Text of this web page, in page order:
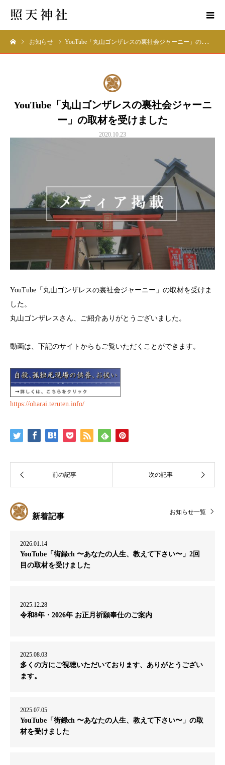
お知らせ YouTube「丸山ゴンザレスの裏社会ジャーニー」の取材を受けました
YouTube「丸山ゴンザレスの裏社会ジャーニ
ー」の取材を受けました
2020.10.23
YouTube「丸山ゴンザレスの裏社会ジャーニー」の取材を受けま
した。
丸山ゴンザレスさん、ご紹介ありがとうございました。
動画は、下記のサイトからもご覧いただくことができます。
https://oharai.teruten.info/
新着記事 お知らせ一覧
2026.01.14
YouTube「街録ch 〜あなたの人生、教えて下さい〜」2回
目の取材を受けました
2025.12.28
令和8年・2026年 お正月祈願奉仕のご案内
2025.08.03
多くの方にご視聴いただいております、ありがとうござい
ます。
2025.07.05
YouTube「街録ch 〜あなたの人生、教えて下さい〜」の取
材を受けました